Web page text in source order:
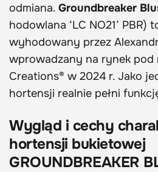
odmiana. Groundbreaker
hodowlana ‘LC NO21’ PBR)
wyhodowany przez
wprowadzany na rynek pod
Creations® w 2024 r. Jako
hortensji realnie pełni
Wygląd i cechy
hortensji bukietowej
GROUNDBREAKER